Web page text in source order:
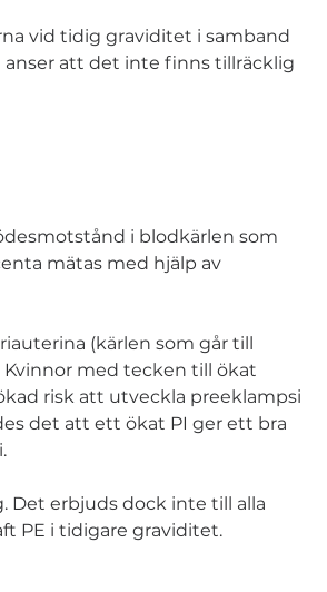
vid tidig graviditet i samband
att det inte finns tillräcklig
i blodkärlen som
mätas med hjälp av
(kärlen som går till
med tecken till ökat
risk att utveckla preeklampsi
det att ett ökat PI ger ett bra
Det erbjuds dock inte till alla
PE i tidigare graviditet.